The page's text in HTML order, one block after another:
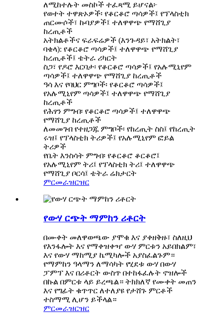
ለሚከተሉት መስኮች ተፈጻሚ ይሆናል፦
የወተት ተዋጽኦዎች፡ የቆርቆሮ ጣሳዎች፤ የፕላስቲክ
ጠርሙሶች፣ ኩባያዎች፤ ተለዋዋጭ የማሸጊያ
ከረጢቶች
አትክልቶችና ፍራፍሬዎች (እንጉዳይ፣ አትክልት፣
ባቄላ): የቆርቆሮ ጣሳዎች፤ ተለዋዋጭ የማሸጊያ
ከረጢቶች፤ ቴትራ ሪካርት
ስጋ፣ የዶሮ እርባታ፡ የቆርቆሮ ጣሳዎች፤ የአሉሚኒየም
ጣሳዎች፤ ተለዋዋጭ የማሸጊያ ከረጢቶች
ዓሳ እና የባህር ምግቦች፡ የቆርቆሮ ጣሳዎች፤
የአሉሚኒየም ጣሳዎች፤ ተለዋዋጭ የማሸጊያ
ከረጢቶች
የሕፃን ምግብ፡ የቆርቆሮ ጣሳዎች፤ ተለዋዋጭ
የማሸጊያ ከረጢቶች
ለመመገብ የተዘጋጁ ምግቦች፡ የከረጢት ስስ፤ የከረጢት
ሩዝ፤ የፕላስቲክ ትሪዎች፤ የአሉሚኒየም ፎይል
ትሪዎች
የቤት እንስሳት ምግብ፡ የቆርቆሮ ቆርቆሮ፤
የአሉሚኒየም ትሪ፤ የፕላስቲክ ትሪ፤ ተለዋዋጭ
የማሸጊያ ቦርሳ፤ ቴትራ ሬክታርት
ምርመራዝርዝር
የውሃ ርጭት ማምከን ሪቶርት
በሙቀት መለዋወጫው ያሞቁ እና ያቀዘቅዙ፣ ስለዚህ
የእንፋሎት እና የማቀዝቀዣ ውሃ ምርቱን አይበክልም፣
እና የውሃ ማከሚያ ኬሚካሎች አያስፈልጉም።
የማምከን ዓላማን ለማሳካት የሂደቱ ውሃ በውሃ
ፓምፕ እና በሪቶርት ውስጥ በተከፋፈሉት ኖዝሎች
በኩል በምርቱ ላይ ይረጫል። ትክክለኛ የሙቀት መጠን
እና የግፊት ቁጥጥር ለተለያዩ የታሸጉ ምርቶች
ተስማሚ ሊሆን ይችላል።
ምርመራዝርዝር